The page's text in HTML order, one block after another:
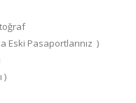
Eski Pasaportlarınız )
)